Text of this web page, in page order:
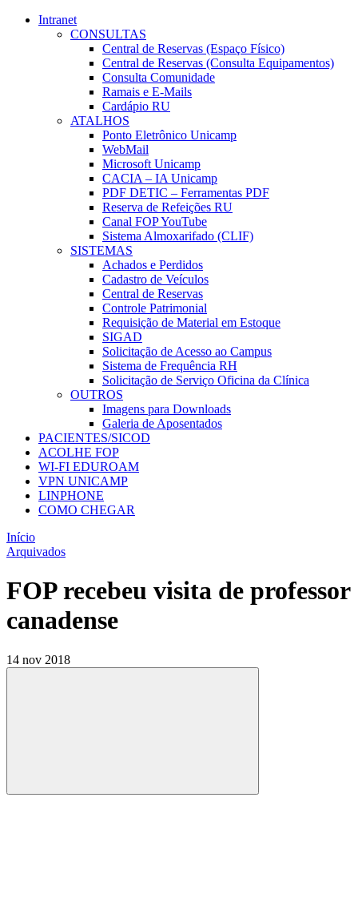
Intranet
CONSULTAS
Central de Reservas (Espaço Físico)
Central de Reservas (Consulta Equipamentos)
Consulta Comunidade
Ramais e E-Mails
Cardápio RU
ATALHOS
Ponto Eletrônico Unicamp
WebMail
Microsoft Unicamp
CACIA – IA Unicamp
PDF DETIC – Ferramentas PDF
Reserva de Refeições RU
Canal FOP YouTube
Sistema Almoxarifado (CLIF)
SISTEMAS
Achados e Perdidos
Cadastro de Veículos
Central de Reservas
Controle Patrimonial
Requisição de Material em Estoque
SIGAD
Solicitação de Acesso ao Campus
Sistema de Frequência RH
Solicitação de Serviço Oficina da Clínica
OUTROS
Imagens para Downloads
Galeria de Aposentados
PACIENTES/SICOD
ACOLHE FOP
WI-FI EDUROAM
VPN UNICAMP
LINPHONE
COMO CHEGAR
Início
Arquivados
FOP recebeu visita de professor
canadense
14 nov 2018
Compartilhar